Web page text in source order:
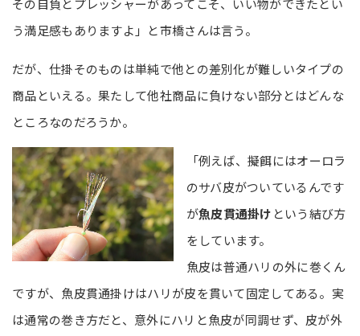
う満足感もありますよ」と市橋さんは言う。
だが、仕掛そのものは単純で他との差別化が難しいタイプの
商品といえる。果たして他社商品に負けない部分とはどんな
ところなのだろうか。
「例えば、擬餌にはオーロラ
のサバ皮がついているんです
が魚皮貫通掛け という結び方
をしています。
魚皮は普通ハリの外に巻くん
ですが、魚皮貫通掛けはハリが皮を貫いて固定してある。実
は通常の巻き方だと、意外にハリと魚皮が同調せず、皮が外